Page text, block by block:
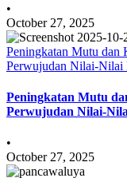
•
October 27, 2025
Peningkatan Mutu dan
Perwujudan Nilai-Nilai
Peningkatan Mutu
Perwujudan Nilai-
•
October 27, 2025